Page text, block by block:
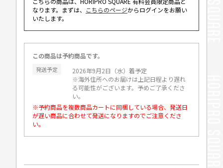
なります。まずは、
こちらのページからログインをお願い
いたします。
この商品は予約商品です。
発送予定
2026年9月2日（水）着予定
※海外住所へのお届けは上記日程より遅れ
る可能性がございます。予めご了承くださ
い。
※予約商品を複数商品カートに同梱している場合、発送日
が遅い商品に合わせて発送になりますのでご注意くださ
い。